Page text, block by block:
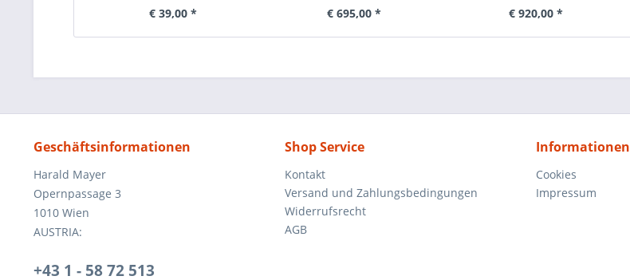
€ 39,00 * € 695,00 * € 920,00 *
Geschäftsinformationen
Harald Mayer
Opernpassage 3
1010 Wien
AUSTRIA:
+43 1 - 58 72 513
Shop Service
Kontakt
Versand und Zahlungsbedingungen
Widerrufsrecht
AGB
Informationen
Cookies
Impressum